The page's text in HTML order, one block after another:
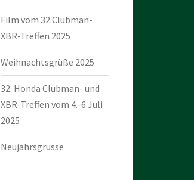
Film vom 32.Clubman-
XBR-Treffen 2025
Weihnachtsgrüße 2025
32. Honda Clubman- und
XBR-Treffen vom 4.-6.Juli
2025
Neujahrsgrüsse